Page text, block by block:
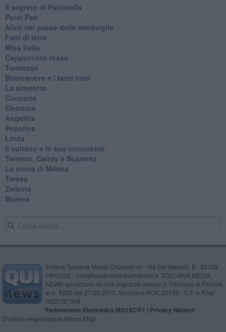
Il segreto di Pulcinella
Peter Pan
Alice nel paese delle meraviglie
Fatti di letto
Miss Italia
Cappucceto rosso
Tommaso
Biancaneve e i tanti nani
La sirenetta
Concetta
Eleonora
Angelica
Peperina
Linda
Il sultano e le sue concubine
Terence, Candy e Susanna
La storia di Milena
Teresa
Zerbina
Malena
Editore Toscana Media Channel srl - Via Dei Martelli, 8 - 50129
FIRENZE - info@toscanamediachannel.it. TOSCANA MEDIA
NEWS quotidiano on line registrato presso il Tribunale di Firenze
al n. 5935 del 27.09.2013. Iscrizione ROC 22105 - C.F. e P.Iva
0620787048
Fatturazione Elettronica M5UXCR1 | Privacy Nielsen
Direttore responsabile Marco Migli